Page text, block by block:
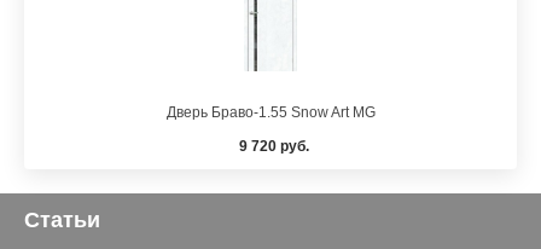
Дверь Браво-1.55 Snow Art MG
9 720 руб.
Статьи